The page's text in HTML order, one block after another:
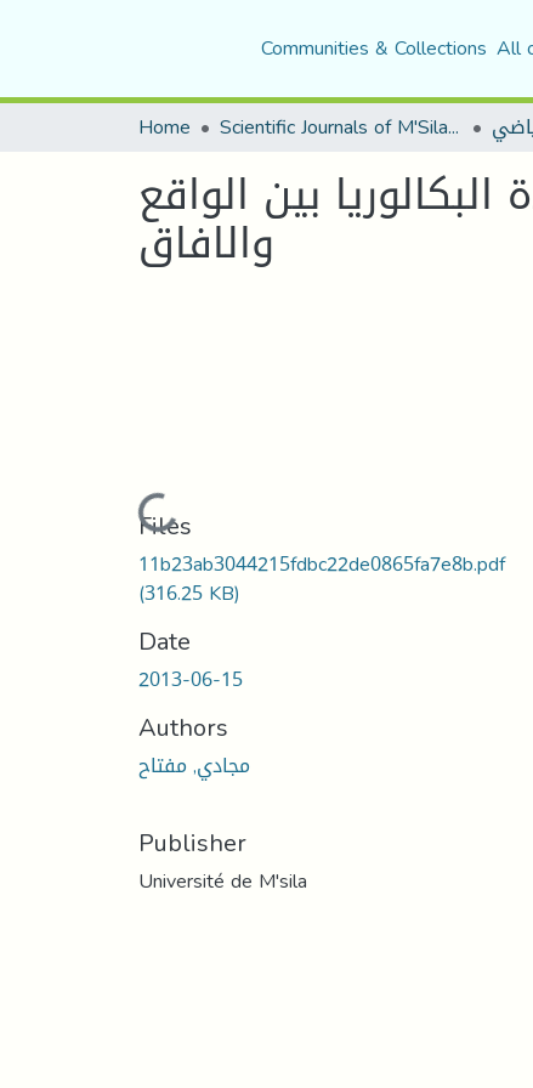
Communities & Collections All
Home Scientific Journals of M'Sila University
بين الواقع
والافاق
Loading...
Files
11b23ab3044215fdbc22de0865fa7e8b.pdf
(316.25 KB)
Date
2013-06-15
Authors
مجادي, مفتاح
Publisher
Université de M'sila